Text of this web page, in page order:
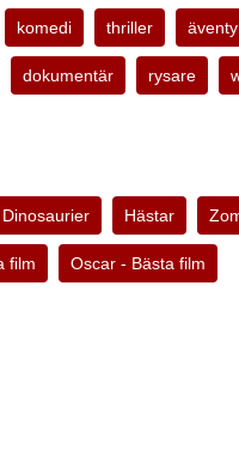
komedi thriller
dokumentär rysare
Dinosaurier Hästar
film Oscar - Bästa film